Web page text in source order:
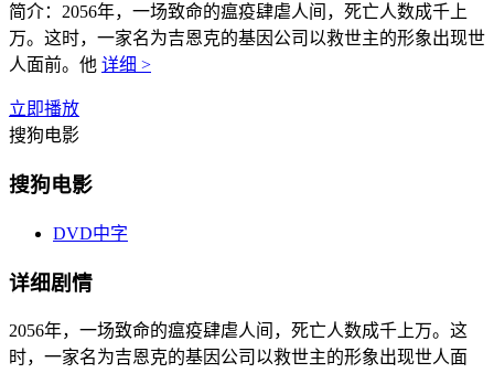
简介： 2056年，一场致命的瘟疫肆虐人间，死亡人数成千上
万。这时，一家名为吉恩克的基因公司以救世主的形象出现世
人面前。他 详细 >
立即播放
搜狗电影
搜狗电影
DVD中字
详细剧情
2056年，一场致命的瘟疫肆虐人间，死亡人数成千上万。这
时，一家名为吉恩克的基因公司以救世主的形象出现世人面